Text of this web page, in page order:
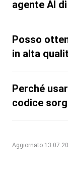
agente AI
Posso
in alta
Perché
codice
Aggiornato